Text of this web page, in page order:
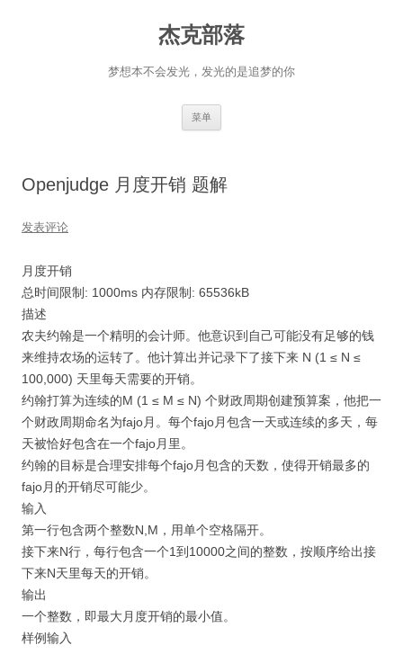
杰克部落
梦想本不会发光，发光的是追梦的你
菜单
Openjudge 月度开销 题解
发表评论
月度开销
总时间限制: 1000ms 内存限制: 65536kB
描述
农夫约翰是一个精明的会计师。他意识到自己可能没有足够的钱
来维持农场的运转了。他计算出并记录下了接下来 N (1 ≤ N ≤
100,000) 天里每天需要的开销。
约翰打算为连续的M (1 ≤ M ≤ N) 个财政周期创建预算案，他把一
个财政周期命名为fajo月。每个fajo月包含一天或连续的多天，每
天被恰好包含在一个fajo月里。
约翰的目标是合理安排每个fajo月包含的天数，使得开销最多的
fajo月的开销尽可能少。
输入
第一行包含两个整数N,M，用单个空格隔开。
接下来N行，每行包含一个1到10000之间的整数，按顺序给出接
下来N天里每天的开销。
输出
一个整数，即最大月度开销的最小值。
样例输入